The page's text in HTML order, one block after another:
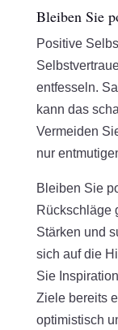
Bleiben Sie
Positive
entfesseln.
kann das
Vermeiden
nur
Bleiben Sie
Rückschläge
Stärken und
sich auf die
Sie
Ziele bereits
optimistisch